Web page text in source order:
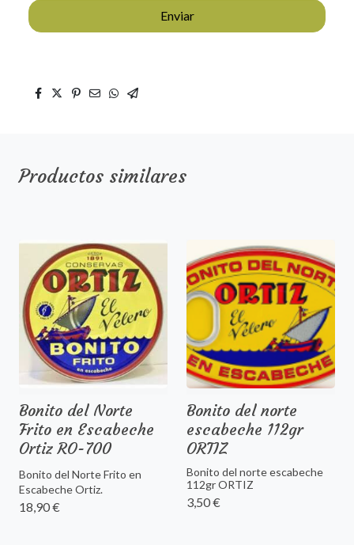
Enviar
Productos similares
Bonito del Norte
Frito en Escabeche
Ortiz RO-700
Bonito del Norte Frito en
Escabeche Ortiz.
18,90 €
Bonito del norte
escabeche 112gr
ORTIZ
Bonito del norte escabeche
112gr ORTIZ
3,50 €